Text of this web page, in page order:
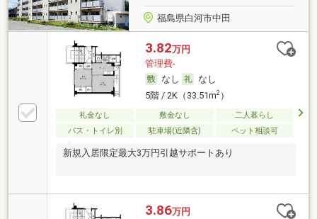
福島県白河市中田
3.82万円
管理費-
なし
なし
5階 / 2K（33.51m2）
礼金なし 敷金なし
二人暮らし
バス・トイレ別
駐車場(近隣含) ペット相談可
新規入居限定最大3万円引越サポートあり
3.86万円